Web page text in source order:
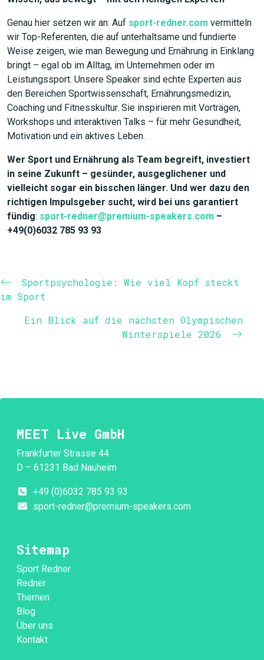
Genau hier setzen wir an: Auf sport-redner.com vermitteln
wir Top-Referenten, die auf unterhaltsame und fundierte
Weise zeigen, wie man Bewegung und Ernährung in Einklang
bringt – egal ob im Alltag, im Unternehmen oder im
Leistungssport. Unsere Speaker sind echte Experten aus
den Bereichen Sportwissenschaft, Ernährungsmedizin,
Coaching und Fitnesskultur. Sie inspirieren mit Vorträgen,
Workshops und interaktiven Talks – für mehr Gesundheit,
Motivation und ein aktives Leben.
Wer Sport und Ernährung als Team begreift, investiert
in seine Zukunft – gesünder, ausgeglichener und
vielleicht sogar ein bisschen länger. Und wer dazu den
richtigen Impulsgeber sucht, wird bei uns garantiert
fündig: sport-redner@premium-speakers.com –
+49(0)6032 785 93 93
Sportpsychologie: Wie viel Kopf steckt
im Sport
Ein Blick auf die nächsten Olympischen
Winterspiele 2026
MEET Live GmbH
Frankfurter Strasse 44
D – 61231 Bad Nauheim
+49 (0)6032 785 93 93
sport-redner@premium-speakers.com
Sitemap
Sport Redner
Redner
Themen
Blog
Über uns
Kontakt